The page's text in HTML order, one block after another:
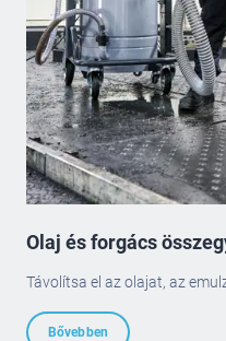
Olaj és forgács
Távolítsa el az olajat, az
Bővebben